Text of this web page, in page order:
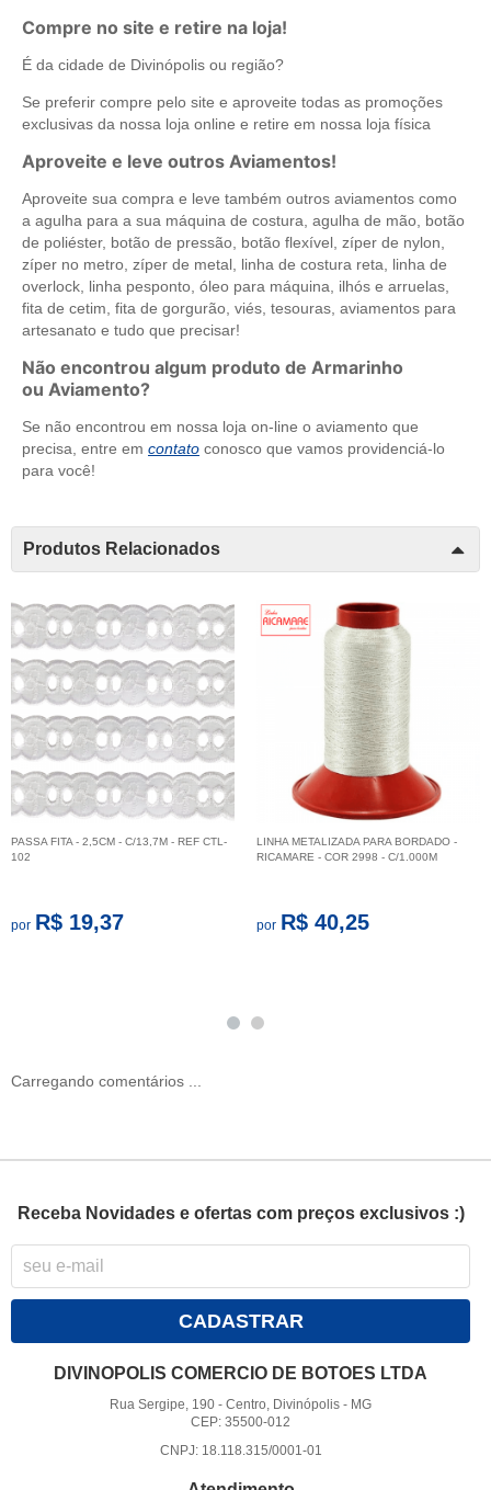
Compre no site e retire na loja!
É da cidade de Divinópolis ou região?
Se preferir compre pelo site e aproveite todas as promoções
exclusivas da nossa loja online e retire em nossa loja física
Aproveite e leve outros Aviamentos!
Aproveite sua compra e leve também outros aviamentos como
a agulha para a sua máquina de costura, agulha de mão, botão
de poliéster, botão de pressão, botão flexível, zíper de nylon,
zíper no metro, zíper de metal, linha de costura reta, linha de
overlock, linha pesponto, óleo para máquina, ilhós e arruelas,
fita de cetim, fita de gorgurão, viés, tesouras, aviamentos para
artesanato e tudo que precisar!
Não encontrou algum produto de Armarinho
ou Aviamento?
Se não encontrou em nossa loja on-line o aviamento que
precisa, entre em contato conosco que vamos providenciá-lo
para você!
Produtos Relacionados
PASSA FITA - 2,5CM - C/13,7M - REF CTL-
102
por R$ 19,37
LINHA METALIZADA PARA BORDADO -
RICAMARE - COR 2998 - C/1.000M
por R$ 40,25
Carregando comentários ...
Receba Novidades e ofertas com preços exclusivos :)
CADASTRAR
DIVINOPOLIS COMERCIO DE BOTOES LTDA
Rua Sergipe, 190 -Centro, Divinópolis - MG
CEP: 35500-012
CNPJ: 18.118.315/0001-01